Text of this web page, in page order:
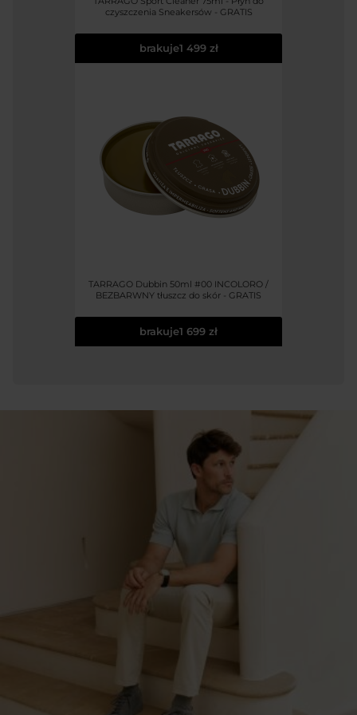
czyszczenia Sneakersów - GRATIS
brakuje1 499 zł
TARRAGO Dubbin 50ml #00 INCOLORO /
BEZBARWNY tłuszcz do skór - GRATIS
brakuje1 699 zł